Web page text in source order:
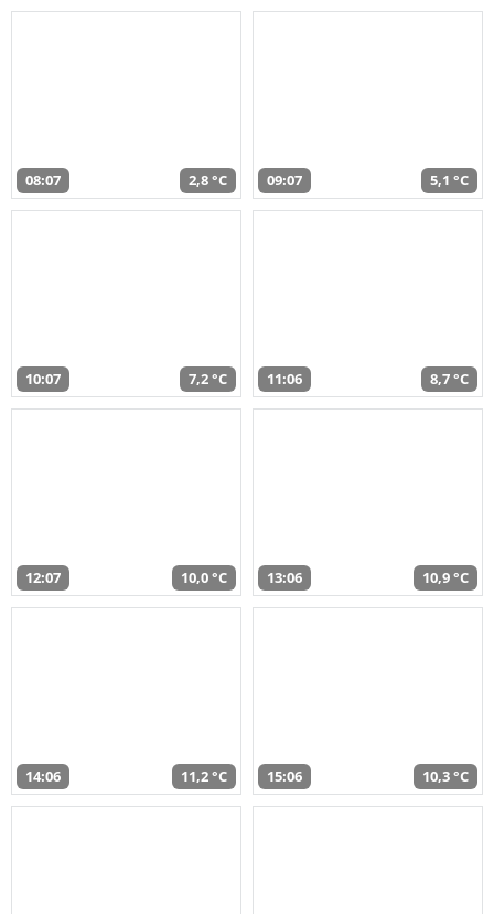
08:07 2,8 °C 09:07 5,1 °C
10:07 7,2 °C 11:06 8,7 °C
12:07 10,0 °C 13:06 10,9 °C
14:06 11,2 °C 15:06 10,3 °C